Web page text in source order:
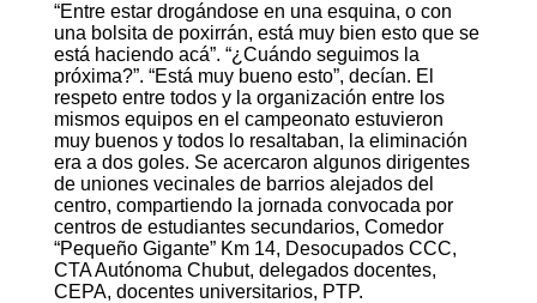
“Entre estar drogándose en una esquina, o con
una bolsita de poxirrán, está muy bien esto que se
está haciendo acá”. “¿Cuándo seguimos la
próxima?”. “Está muy bueno esto”, decían. El
respeto entre todos y la organización entre los
mismos equipos en el campeonato estuvieron
muy buenos y todos lo resaltaban, la eliminación
era a dos goles. Se acercaron algunos dirigentes
de uniones vecinales de barrios alejados del
centro, compartiendo la jornada convocada por
centros de estudiantes secundarios, Comedor
“Pequeño Gigante” Km 14, Desocupados CCC,
CTA Autónoma Chubut, delegados docentes,
CEPA, docentes universitarios, PTP.